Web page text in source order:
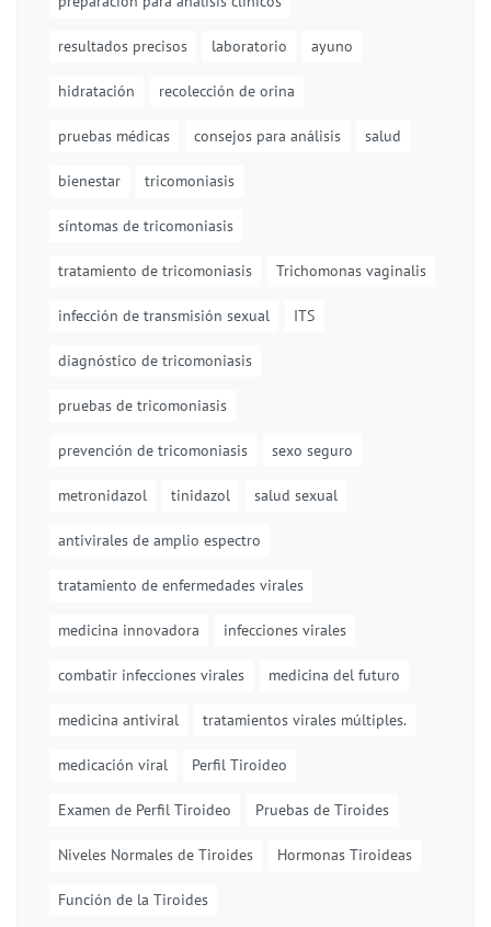
resultados precisos laboratorio ayuno
hidratación recolección de orina
pruebas médicas consejos para análisis salud
bienestar tricomoniasis
síntomas de tricomoniasis
tratamiento de tricomoniasis Trichomonas vaginalis
infección de transmisión sexual ITS
diagnóstico de tricomoniasis
pruebas de tricomoniasis
prevención de tricomoniasis sexo seguro
metronidazol tinidazol salud sexual
antivirales de amplio espectro
tratamiento de enfermedades virales
medicina innovadora infecciones virales
combatir infecciones virales medicina del futuro
medicina antiviral tratamientos virales múltiples.
medicación viral Perfil Tiroideo
Examen de Perfil Tiroideo Pruebas de Tiroides
Niveles Normales de Tiroides Hormonas Tiroideas
Función de la Tiroides